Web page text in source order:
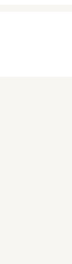
セージ
すめの園